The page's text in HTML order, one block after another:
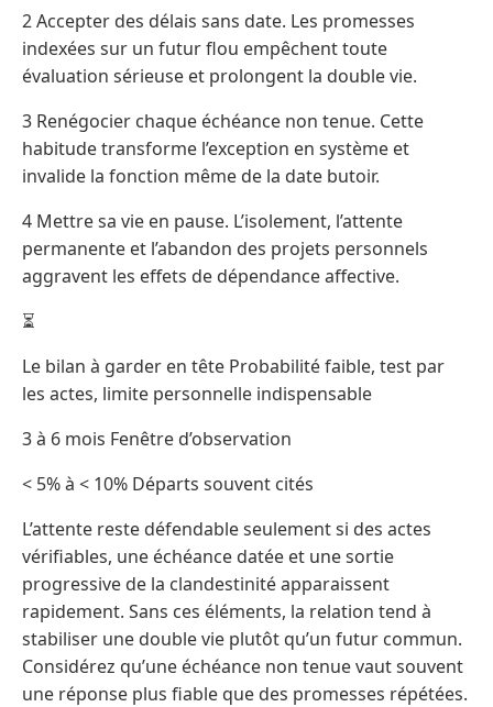
2 Accepter des délais sans date. Les promesses
indexées sur un futur flou empêchent toute
évaluation sérieuse et prolongent la double vie.
3 Renégocier chaque échéance non tenue. Cette
habitude transforme l’exception en système et
invalide la fonction même de la date butoir.
4 Mettre sa vie en pause. L’isolement, l’attente
permanente et l’abandon des projets personnels
aggravent les effets de dépendance affective.
⏳
Le bilan à garder en tête Probabilité faible, test par
les actes, limite personnelle indispensable
3 à 6 mois Fenêtre d’observation
< 5% à < 10% Départs souvent cités
L’attente reste défendable seulement si des actes
vérifiables, une échéance datée et une sortie
progressive de la clandestinité apparaissent
rapidement. Sans ces éléments, la relation tend à
stabiliser une double vie plutôt qu’un futur commun.
Considérez qu’une échéance non tenue vaut souvent
une réponse plus fiable que des promesses répétées.